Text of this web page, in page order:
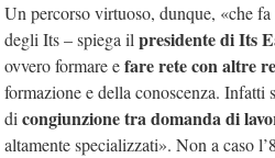
Un percorso virtuoso, dunque, «che
degli Its – spiega ilpresidente di Its
ovvero formare efare rete con altre
formazione e della conoscenza. Infatti
dicongiunzione tra domanda di
altamente specializzati». Non a caso